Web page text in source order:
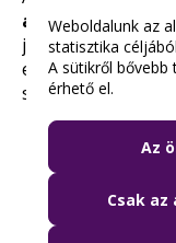
alkalmazást
járatinformációk
eléréséhez, sőt
segítségével.
Fotógaléria
Weboldalunk az
statisztika
A sütikről bővebb
érhető el.
Az
Csak